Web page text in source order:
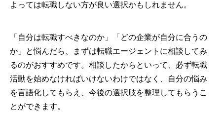
よっては転職しない方が良い選択かもしれません。
「自分は転職すべきなのか」「どの企業が自分に合うの
か」と悩んだら、まずは転職エージェントに相談してみ
るのがおすすめです。相談したからといって、必ず転職
活動を始めなければいけないわけではなく、自分の悩み
を言語化してもらえ、今後の選択肢を整理してもらうこ
とができます。